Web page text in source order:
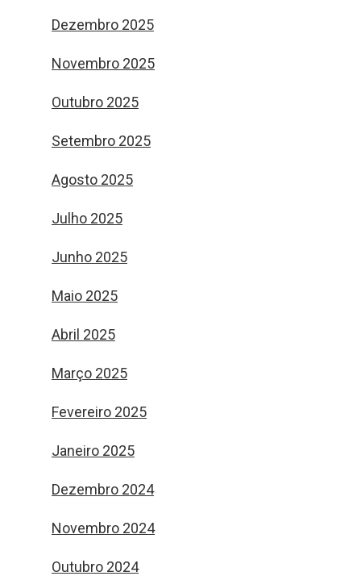
Dezembro 2025
Novembro 2025
Outubro 2025
Setembro 2025
Agosto 2025
Julho 2025
Junho 2025
Maio 2025
Abril 2025
Março 2025
Fevereiro 2025
Janeiro 2025
Dezembro 2024
Novembro 2024
Outubro 2024